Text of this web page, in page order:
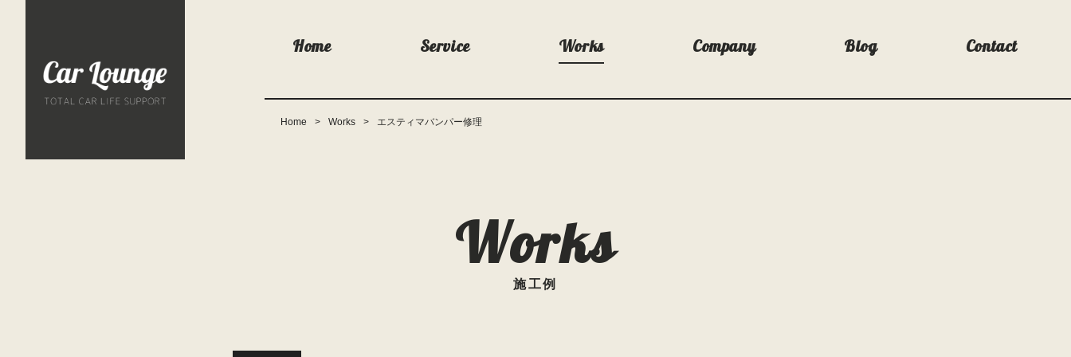
Home Service Works Company Blog Contact
Home Works エスティマバンパー修理
Works
施工例